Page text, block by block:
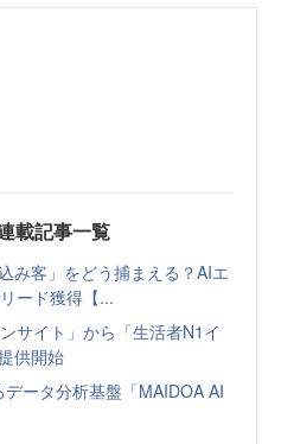
載記事一覧
み客」をどう捕まえる？AIエ
ード獲得【...
サイト」から「生活者N1イ
供開始
ータ分析基盤「MAIDOA AI